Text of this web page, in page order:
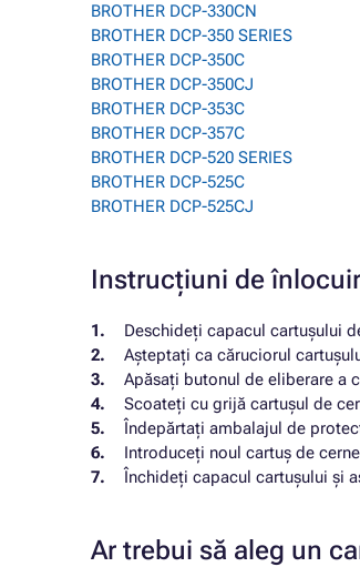
BROTHER DCP-330CN
BROTHER DCP-350 SERIES
BROTHER DCP-350C
BROTHER DCP-350CJ
BROTHER DCP-353C
BROTHER DCP-357C
BROTHER DCP-520 SERIES
BROTHER DCP-525C
BROTHER DCP-525CJ
Instrucțiuni de
Deschideți capacul cartușului
Așteptați ca căruciorul
Apăsați butonul de eliberare a
Scoateți cu grijă cartușul de
Îndepărtați ambalajul de
Introduceți noul cartuș de
Închideți capacul cartușului și
Ar trebui să aleg un